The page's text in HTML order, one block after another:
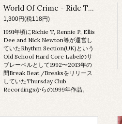
World Of Crime - Ride The Funky
1,300円(税118円)
1991年頃にRichie T, Rennie P, Ellis
Dee and Nick Newton等が運営し
ていたRhythm Section(UK)という
Old School Hard Core Labelのサ
ブレーベルとして1992〜2013年の
間Break Beat /Breaksをリリース
していたThursday Club
Recordingsからの1999年作品。